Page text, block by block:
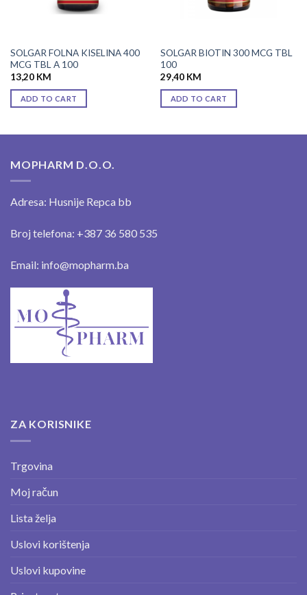
SOLGAR FOLNA KISELINA 400
MCG TBL A 100
13,20 KM
ADD TO CART
SOLGAR BIOTIN 300 MCG TBL
100
29,40 KM
ADD TO CART
MOPHARM D.O.O.
Adresa: Husnije Repca bb
Broj telefona: +387 36 580 535
Email: info@mopharm.ba
ZA KORISNIKE
Trgovina
Moj račun
Lista želja
Uslovi korištenja
Uslovi kupovine